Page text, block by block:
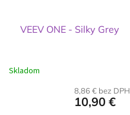
t
VEEV ONE - Silky Grey
Skladom
8,86 € bez DPH
10,90 €